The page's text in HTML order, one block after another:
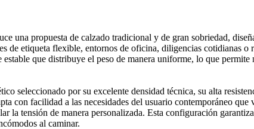
una propuesta de calzado tradicional y de gran sobriedad,
de etiqueta flexible, entornos de oficina, diligencias cotidianas
que distribuye el peso de manera uniforme, lo que
seleccionado por su excelente densidad técnica, su alta
con facilidad a las necesidades del usuario contemporáneo
la tensión de manera personalizada. Esta configuración
al caminar.